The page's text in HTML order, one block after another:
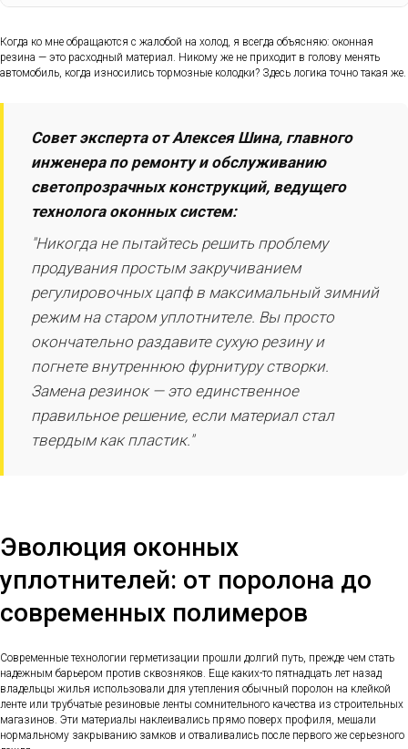
Когда ко мне обращаются с жалобой на холод, я всегда объясняю: оконная
резина — это расходный материал. Никому же не приходит в голову менять
автомобиль, когда износились тормозные колодки? Здесь логика точно такая же.
Совет эксперта от Алексея Шина, главного
инженера по ремонту и обслуживанию
светопрозрачных конструкций, ведущего
технолога оконных систем:
"Никогда не пытайтесь решить проблему
продувания простым закручиванием
регулировочных цапф в максимальный зимний
режим на старом уплотнителе. Вы просто
окончательно раздавите сухую резину и
погнете внутреннюю фурнитуру створки.
Замена резинок — это единственное
правильное решение, если материал стал
твердым как пластик."
Эволюция оконных
уплотнителей: от поролона до
современных полимеров
Современные технологии герметизации прошли долгий путь, прежде чем стать
надежным барьером против сквозняков. Еще каких-то пятнадцать лет назад
владельцы жилья использовали для утепления обычный поролон на клейкой
ленте или трубчатые резиновые ленты сомнительного качества из строительных
магазинов. Эти материалы наклеивались прямо поверх профиля, мешали
нормальному закрыванию замков и отваливались после первого же серьезного